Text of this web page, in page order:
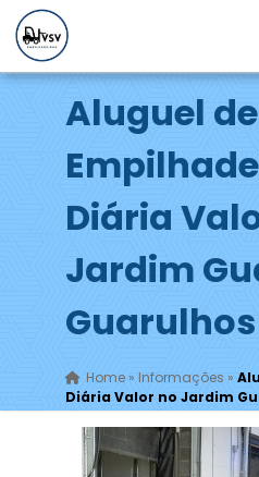
Aluguel de
Diária
Jardim
Guarulhos
Home» Informações »
Diária Valor no Jardim